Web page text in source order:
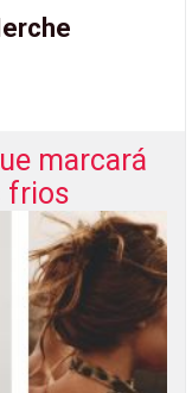
marcará
frios